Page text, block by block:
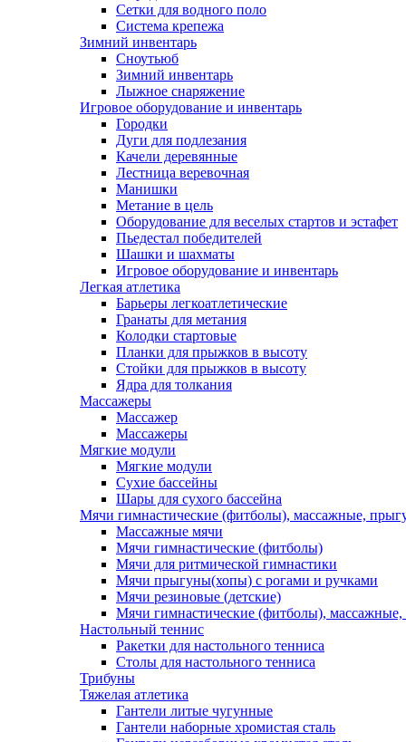
Сетки для водного поло
Система крепежа
Зимний инвентарь
Сноутьюб
Зимний инвентарь
Лыжное снаряжение
Игровое оборудование и инвентарь
Городки
Дуги для подлезания
Качели деревянные
Лестница веревочная
Манишки
Метание в цель
Оборудование для веселых стартов и эстафет
Пьедестал победителей
Шашки и шахматы
Игровое оборудование и инвентарь
Легкая атлетика
Барьеры легкоатлетические
Гранаты для метания
Колодки стартовые
Планки для прыжков в высоту
Стойки для прыжков в высоту
Ядра для толкания
Массажеры
Массажер
Массажеры
Мягкие модули
Мягкие модули
Сухие бассейны
Шары для сухого бассейна
Мячи гимнастические (фитболы), массажные,
Массажные мячи
Мячи гимнастические (фитболы)
Мячи для ритмической гимнастики
Мячи прыгуны(хопы) с рогами и ручками
Мячи резиновые (детские)
Мячи гимнастические (фитболы),
Настольный теннис
Ракетки для настольного тенниса
Столы для настольного тенниса
Трибуны
Тяжелая атлетика
Гантели литые чугунные
Гантели наборные хромистая сталь